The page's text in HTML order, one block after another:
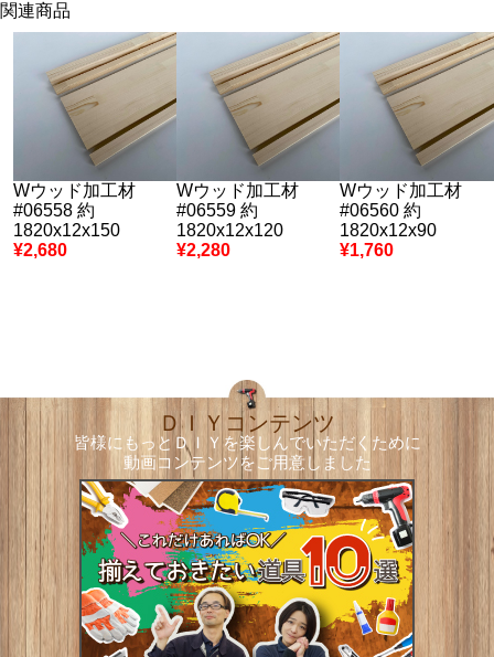
関連商品
Wウッド加工材
#06558 約
1820x12x150
¥2,680
Wウッド加工材
#06559 約
1820x12x120
¥2,280
Wウッド加工材
#06560 約
1820x12x90
¥1,760
ＤＩＹコンテンツ
皆様にもっとＤＩＹを楽しんでいただくために
動画コンテンツをご用意しました